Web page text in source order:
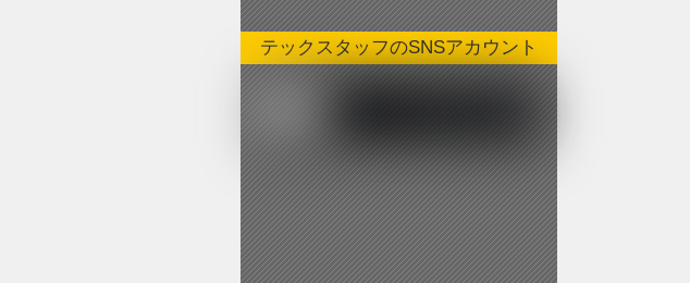
テックスタッフのSNSアカウント